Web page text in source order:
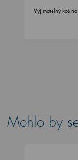
Vyjímatelný koš
Mohlo by